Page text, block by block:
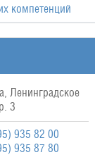
компетенций
Ленинградское
3
935 82 00
935 87 80